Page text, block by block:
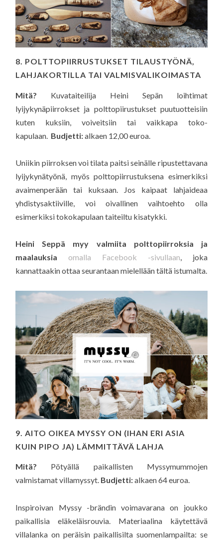
8. POLTTOPIIRRUSTUKSET TILAUSTYÖNÄ,
LAHJAKORTILLA TAI VALMISVALIKOIMASTA
Mitä? Kuvataiteilija Heini Sepän loihtimat
lyijykynäpiirrokset ja polttopiirustukset puutuotteisiin
kuten kuksiin, voiveitsiin tai vaikkapa toko-
kapulaan. Budjetti:alkaen 12,00 euroa.
Uniikin piirroksen voi tilata paitsi seinälle ripustettavana
lyijykynätyönä, myös polttopiirrustuksena esimerkiksi
avaimenperään tai kuksaan. Jos kaipaat lahjaideaa
yhdistysaktiiville, voi oivallinen vaihtoehto olla
esimerkiksi tokokapulaan taiteiltu kisatykki.
Heini Seppä myy valmiita polttopiirroksia ja
maalauksia
omalla Facebook -sivullaan, joka
kannattaakin ottaa seurantaan mielellään tältä istumalta.
9. AITO OIKEA MYSSY ON (IHAN ERI ASIA
KUIN PIPO JA) LÄMMITTÄVÄ LAHJA
Mitä? Pötyällä paikallisten Myssymummojen
valmistamat villamyssyt. Budjetti:alkaen 64 euroa.
Inspiroivan Myssy -brändin voimavarana on joukko
paikallisia eläkeläisrouvia. Materiaalina käytettävä
villalanka on peräisin paikallisilta suomenlampailta: se